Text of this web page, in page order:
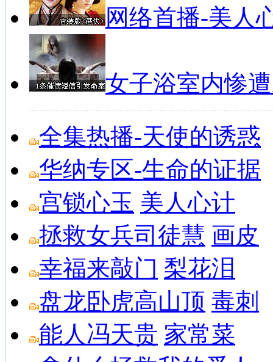
私募经理在线
私募基金排行榜 私募基金峰会
网络首播-美人
女子浴室内惨
全集热播-天使的诱惑
华纳专区-生命的证据
宫锁心玉 美人心计
拯救女兵司徒慧 画皮
幸福来敲门 梨花泪
盘龙卧虎高山顶 毒刺
能人冯天贵 家常菜